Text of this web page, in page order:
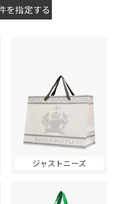
を指定する
ジャストニーズ